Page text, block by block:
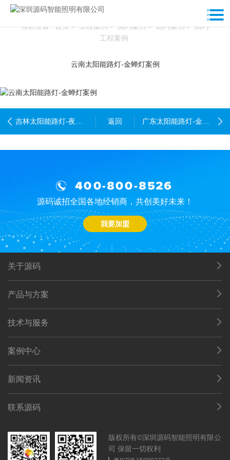
工程案例
当前位置 :首页 >工程案例 >国内案例 >国内案例 >国内
工程案例
云南太阳能路灯-金蝉灯案例
返回
400-800-8526
源码诚招全国各地经销商，共创美好未来！
我要加盟
关于源码
产品与方案
技术与服务
案例中心
新闻资讯
联系源码
版权所有©深圳源码智能照明有限公
司 保留一切权利